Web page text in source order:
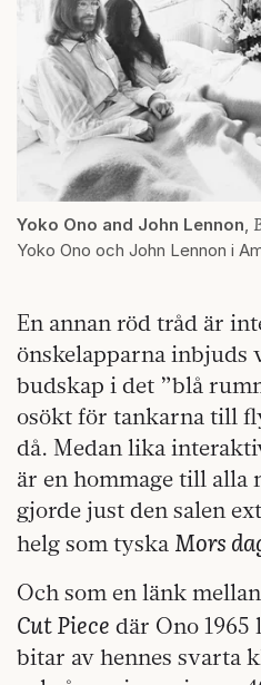
Yoko Ono and John Lennon,
Yoko Ono och John Lennon i
En annan röd tråd är
önskelapparna inbjuds
budskap i det ”blå
osökt för tankarna till
då. Medan lika
är en hommage till
gjorde just den salen
helg som tyska Mors
Och som en länk
Cut Piece där Ono
bitar av hennes svarta